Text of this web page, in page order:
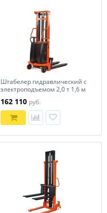
Штабелер гидравлический с
электроподъемом 2,0 т 1,6 м
162 110 руб.